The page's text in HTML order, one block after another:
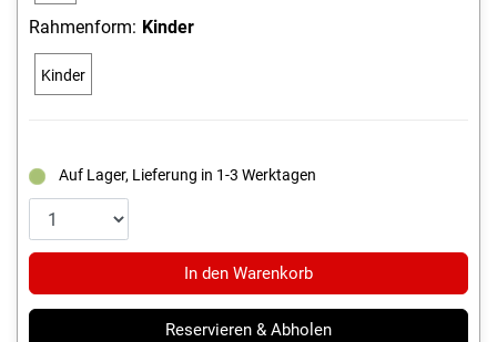
Rahmenform: Kinder
Kinder
Auf Lager, Lieferung in 1-3 Werktagen
In den Warenkorb
Reservieren & Abholen